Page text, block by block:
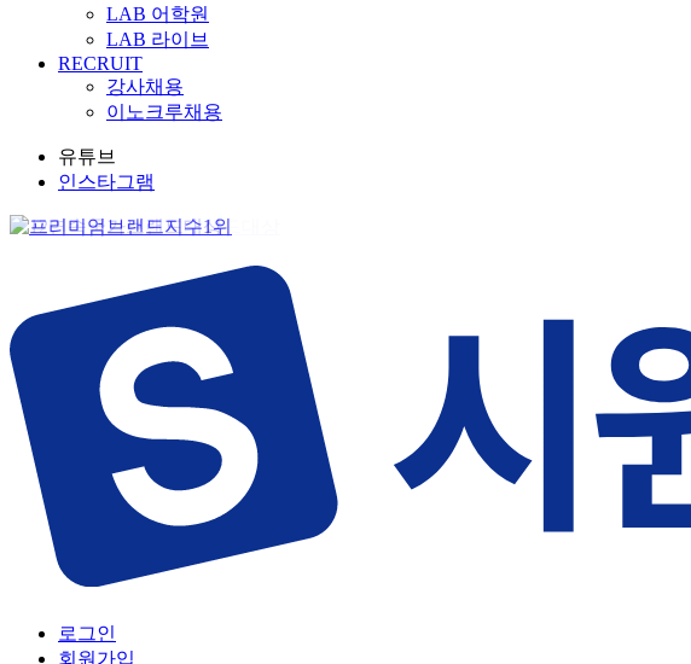
LAB 어학원
LAB 라이브
RECRUIT
강사채용
이노크루채용
유튜브
인스타그램
로그인
회원가입